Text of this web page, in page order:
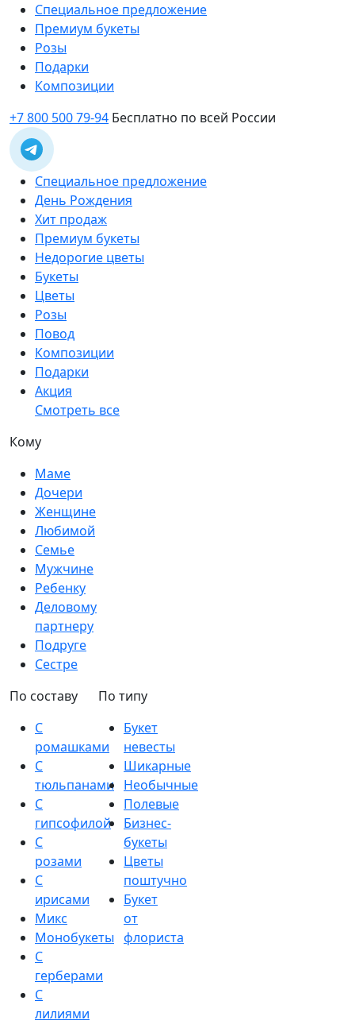
Специальное предложение
Премиум букеты
Розы
Подарки
Композиции
+7 800 500 79-94 Бесплатно по всей России
Специальное предложение
День Рождения
Хит продаж
Премиум букеты
Недорогие цветы
Букеты
Цветы
Розы
Повод
Композиции
Подарки
Акция
Смотреть все
Кому
Маме
Дочери
Женщине
Любимой
Семье
Мужчине
Ребенку
Деловому
партнеру
Подруге
Сестре
По составу
С
ромашками
С
тюльпанами
С
гипсофилой
С
розами
С
ирисами
Микс
Монобукеты
С
герберами
С
лилиями
По типу
Букет
невесты
Шикарные
Необычные
Полевые
Бизнес-
букеты
Цветы
поштучно
Букет
от
флориста